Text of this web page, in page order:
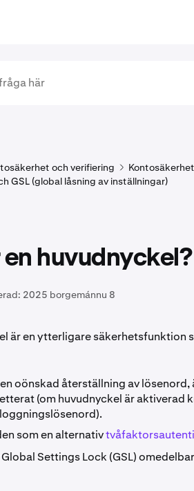
och verifiering
Kontosäkerhet
GSL (global låsning av inställningar)
en huvudnyckel?
2025 borgemánnu 8
är en ytterligare säkerhetsfunktion
oönskad återställning av
(om huvudnyckel är aktiverad
som en alternativ
Settings Lock (GSL)